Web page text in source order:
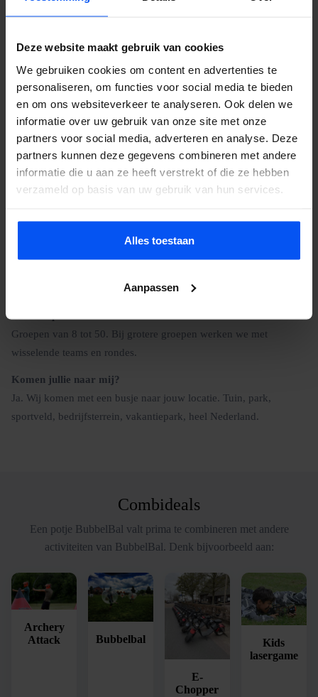
Deze website maakt gebruik van cookies
We gebruiken cookies om content en advertenties te
personaliseren, om functies voor social media te bieden
en om ons websiteverkeer te analyseren. Ook delen we
informatie over uw gebruik van onze site met onze
partners voor social media, adverteren en analyse. Deze
partners kunnen deze gegevens combineren met andere
informatie die u aan ze heeft verstrekt of die ze hebben
verzameld op basis van uw gebruik van hun services.
Alles toestaan
Aanpassen
rest. Wil je eerst weten wat het kost? Vraag een offerte aan, je
Veelgestelde vragen
Doet bubbelbal pijn?
Nee. De opblaasbare ballen beschermen je lichaam volledig. Je
valt zacht en stuitert terug. Het voelt eerder als lachen dan als pijn.
Wat kost het?
voor een offerte, je hoort binnen 24 uur.
zelfs extra goed. We annuleren alleen bij onweer of zware storm.
Groepen van 8 tot 50. Bij grotere groepen werken we met
wisselende teams en rondes.
Komen jullie naar mij?
Ja. Wij komen met een busje naar jouw locatie. Tuin, park,
sportveld, bedrijfsterrein, vakantiepark, heel Nederland.
Combideals
Een potje BubbelBal valt prima te combineren met andere
activiteiten van BubbelBal. Denk bijvoorbeeld aan:
Archery
Attack
Bubbelbal
E-
Chopper
Kids
lasergame